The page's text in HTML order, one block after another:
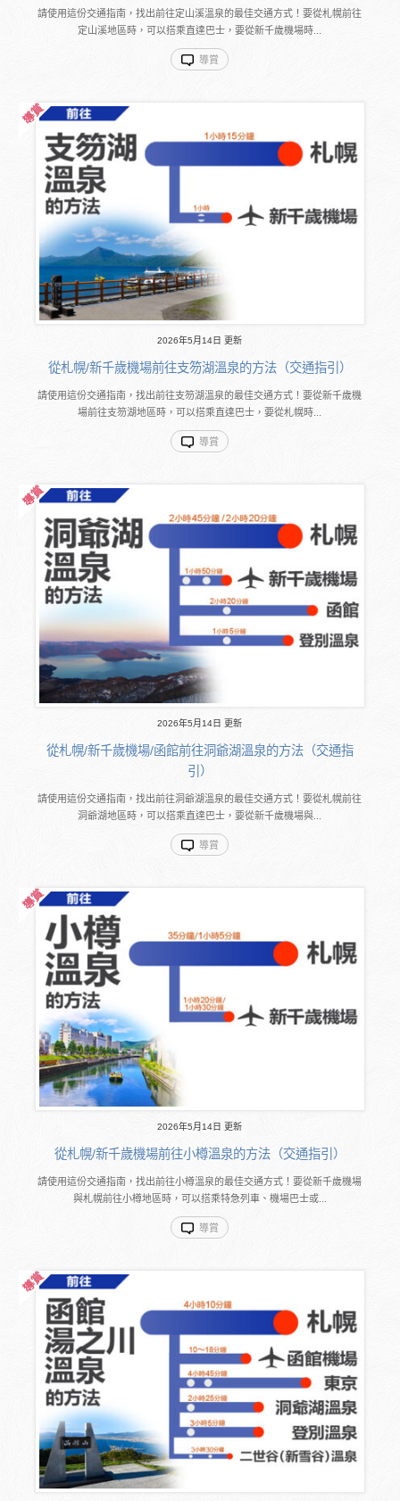
請使用這份交通指南，找出前往定山溪溫泉的最佳交通方式！要從札幌前往
定山溪地區時，可以搭乘直達巴士，要從新千歲機場時...
導賞
2026年5月14日 更新
從札幌/新千歲機場前往支笏湖溫泉的方法（交通指引）
請使用這份交通指南，找出前往支笏湖溫泉的最佳交通方式！要從新千歲機
場前往支笏湖地區時，可以搭乘直達巴士，要從札幌時...
導賞
2026年5月14日 更新
從札幌/新千歲機場/函館前往洞爺湖溫泉的方法（交通指
引）
請使用這份交通指南，找出前往洞爺湖溫泉的最佳交通方式！要從札幌前往
洞爺湖地區時，可以搭乘直達巴士，要從新千歲機場與...
導賞
2026年5月14日 更新
從札幌/新千歲機場前往小樽溫泉的方法（交通指引）
請使用這份交通指南，找出前往小樽溫泉的最佳交通方式！要從新千歲機場
與札幌前往小樽地區時，可以搭乘特急列車、機場巴士或...
導賞